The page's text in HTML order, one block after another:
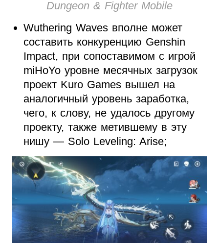
Dungeon & Fighter Mobile
Wuthering Waves вполне может
составить конкуренцию Genshin
Impact, при сопоставимом с игрой
miHoYo уровне месячных загрузок
проект Kuro Games вышел на
аналогичный уровень заработка,
чего, к слову, не удалось другому
проекту, также метившему в эту
нишу — Solo Leveling: Arise;